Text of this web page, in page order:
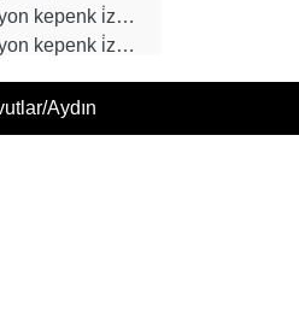
kepenk i̇z…
kepenk i̇z…
kepenk sist…
panjur sist…
Aydın